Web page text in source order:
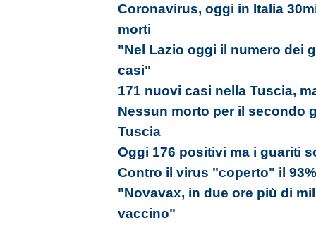
Coronavirus, oggi in Italia
morti
"Nel Lazio oggi il numero dei
casi"
171 nuovi casi nella Tuscia,
Nessun morto per il secondo
Tuscia
Oggi 176 positivi ma i guariti
Contro il virus "coperto" il
"Novavax, in due ore più di
vaccino"